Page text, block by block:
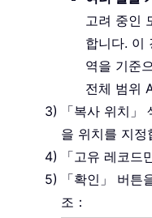
고려 중인
합니다. 이
역을 기준
전체 범위
「복사 위치
을 위치를 지정
「고유 레코드
「확인」 버
조：